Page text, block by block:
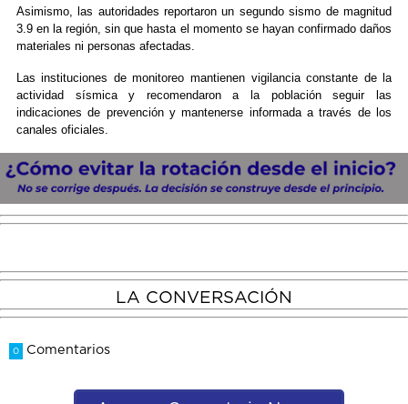
Asimismo, las autoridades reportaron un segundo sismo de magnitud
3.9 en la región, sin que hasta el momento se hayan confirmado daños
materiales ni personas afectadas.
Las instituciones de monitoreo mantienen vigilancia constante de la
actividad sísmica y recomendaron a la población seguir las
indicaciones de prevención y mantenerse informada a través de los
canales oficiales.
LA CONVERSACIÓN
0 Comentarios